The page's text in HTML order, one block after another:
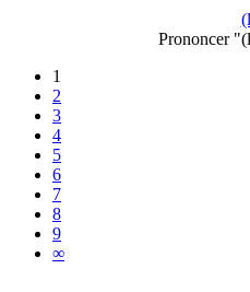
Prononcer
1
2
3
4
5
6
7
8
9
∞